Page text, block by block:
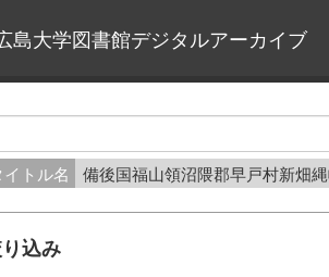
島大学図書館デジタルアーカイブ
イトル名 備後国福山領沼隈郡早戸村新畑
込み